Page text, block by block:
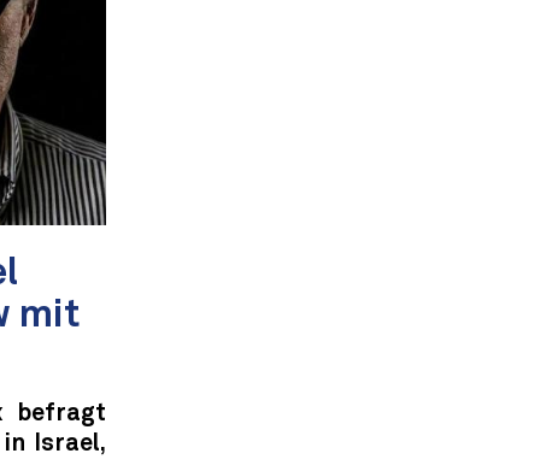
mit
befragt
Israel,